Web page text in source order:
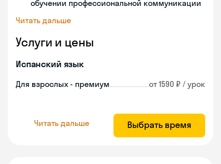
обучении профессиональной коммуникации
Читать дальше
Услуги и цены
Испанский язык
Для взрослых - премиум от 1590 ₽ / урок
Читать дальше Выбрать время